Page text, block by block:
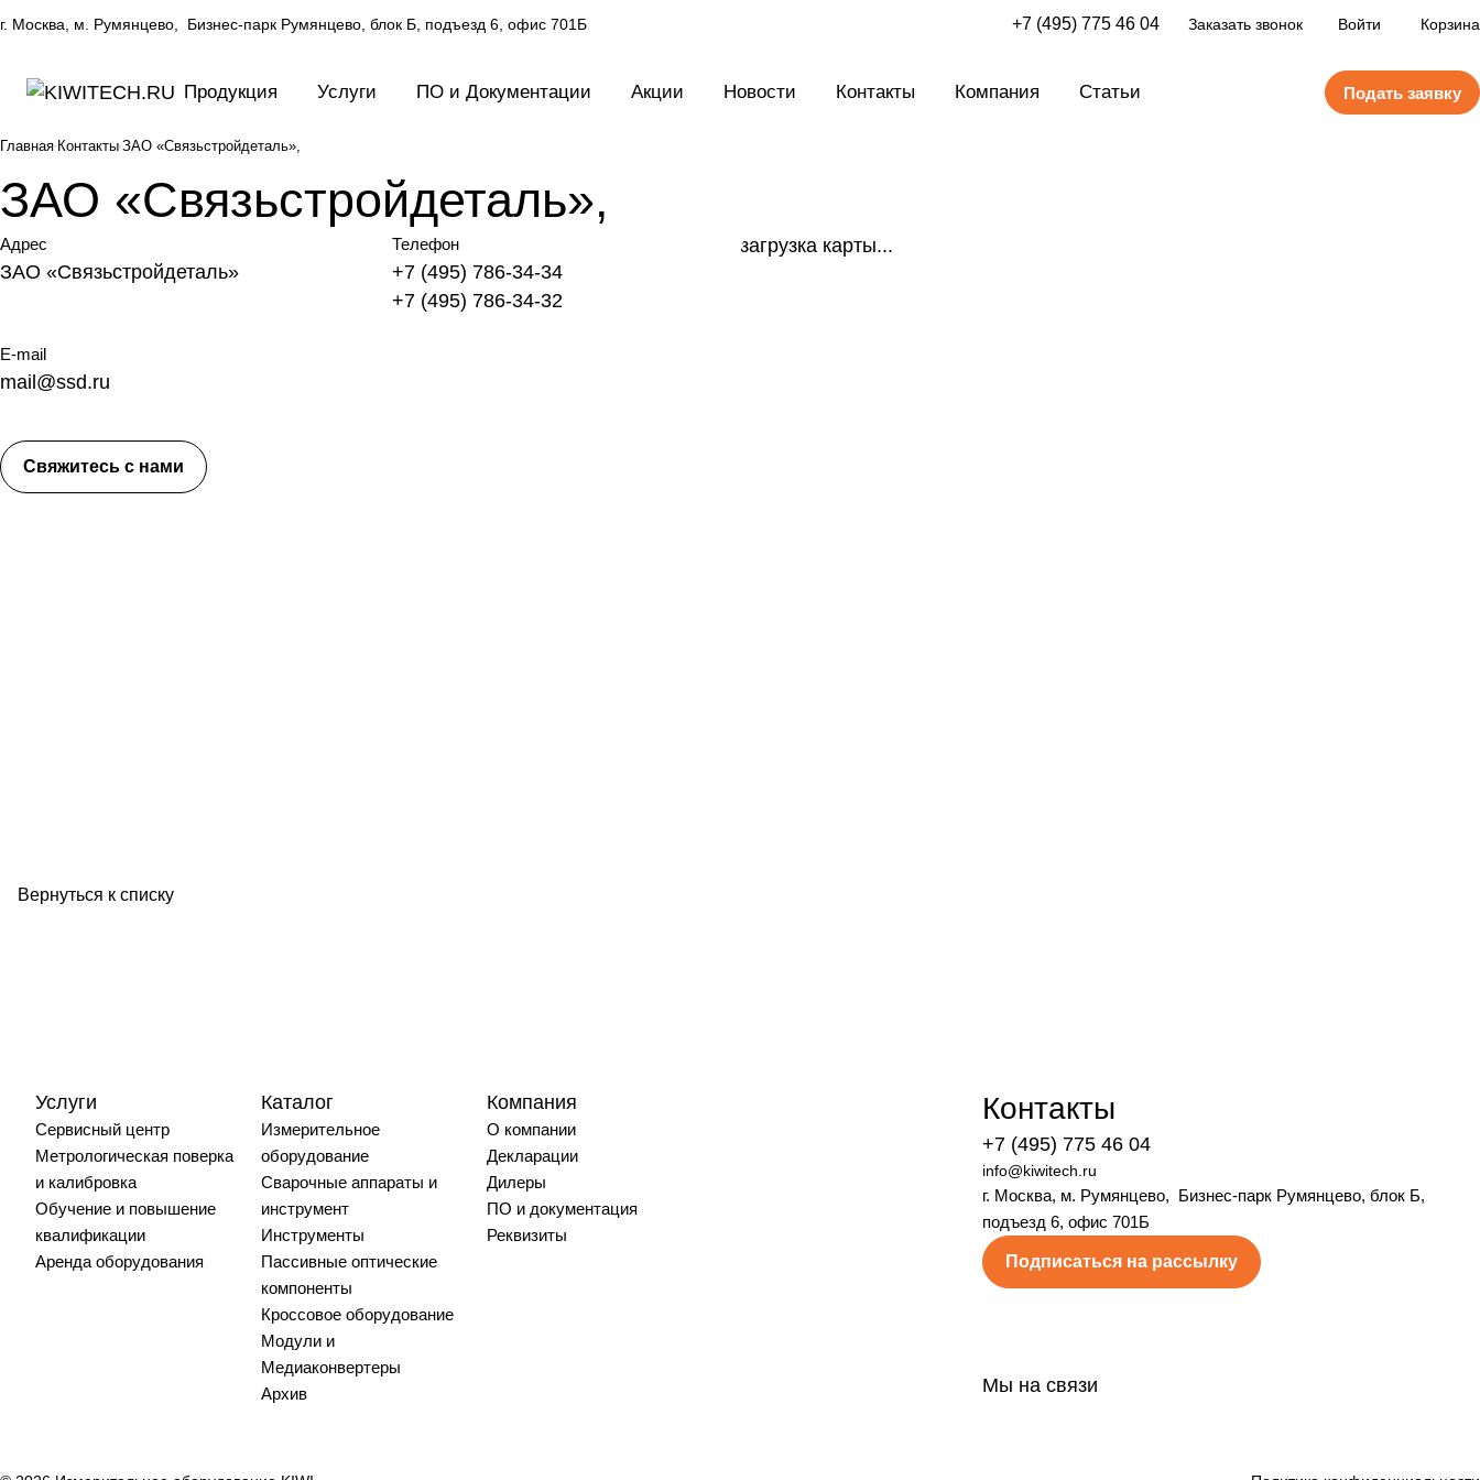
г. Москва, м. Румянцево, Бизнес-парк Румянцево, блок Б, подъезд 6, офис 701Б +7 (495) 775 46 04 Заказать звонок Войти Корзина
Продукция Услуги ПО и Документации Акции Новости Контакты Компания Статьи Подать заявку
Главная Контакты ЗАО «Связьстройдеталь»,
ЗАО «Связьстройдеталь»,
Адрес
ЗАО «Связьстройдеталь»
Телефон
+7 (495) 786-34-34
+7 (495) 786-34-32
E-mail
mail@ssd.ru
Свяжитесь с нами
загрузка карты...
Вернуться к списку
Услуги
Сервисный центр
Метрологическая поверка
и калибровка
Обучение и повышение
квалификации
Аренда оборудования
Каталог
Измерительное
оборудование
Сварочные аппараты и
инструмент
Инструменты
Пассивные оптические
компоненты
Кроссовое оборудование
Модули и
Медиаконвертеры
Архив
Компания
О компании
Декларации
Дилеры
ПО и документация
Реквизиты
Контакты
+7 (495) 775 46 04
info@kiwitech.ru
г. Москва, м. Румянцево, Бизнес-парк Румянцево, блок Б,
подъезд 6, офис 701Б
Подписаться на рассылку
Мы на связи